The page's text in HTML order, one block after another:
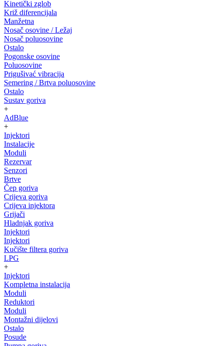
Kinetički zglob
Križ diferencijala
Manžetna
Nosač osovine / Ležaj
Nosač poluosovine
Ostalo
Pogonske osovine
Poluosovine
Prigušivać vibracija
Semering / Brtva poluosovine
Ostalo
Sustav goriva
+
AdBlue
+
Injektori
Instalacije
Moduli
Rezervar
Senzori
Brtve
Čep goriva
Crijeva goriva
Crijeva injektora
Grijači
Hladnjak goriva
Injektori
Injektori
Kučište filtera goriva
LPG
+
Injektori
Kompletna instalacija
Moduli
Reduktori
Moduli
Montažni dijelovi
Ostalo
Posude